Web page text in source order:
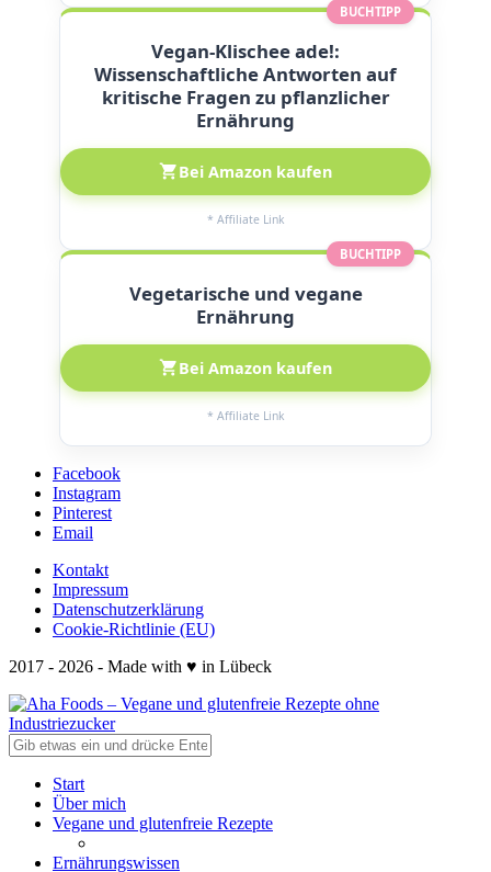
BUCHTIPP
Vegan-Klischee ade!:
Wissenschaftliche Antworten auf
kritische Fragen zu pflanzlicher
Ernährung
Bei Amazon kaufen
* Affiliate Link
BUCHTIPP
Vegetarische und vegane
Ernährung
Bei Amazon kaufen
* Affiliate Link
Facebook
Instagram
Pinterest
Email
Kontakt
Impressum
Datenschutzerklärung
Cookie-Richtlinie (EU)
2017 - 2026 - Made with ♥ in Lübeck
Start
Über mich
Vegane und glutenfreie Rezepte
Ernährungswissen